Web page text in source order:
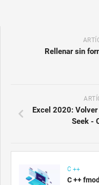
Rellenar sin
Excel 2020: Volver
Seek -
C ++
C ++